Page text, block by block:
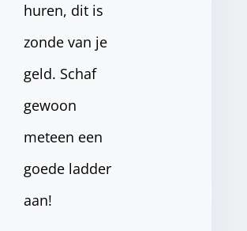
huren, dit is
zonde van je
geld. Schaf
gewoon
meteen een
goede ladder
aan!